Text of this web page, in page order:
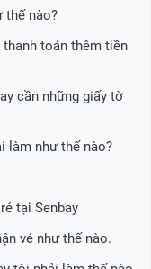
thế nào?
toán thêm tiền
cần những giấy tờ
làm như thế nào?
tại Senbay
vé như thế nào.